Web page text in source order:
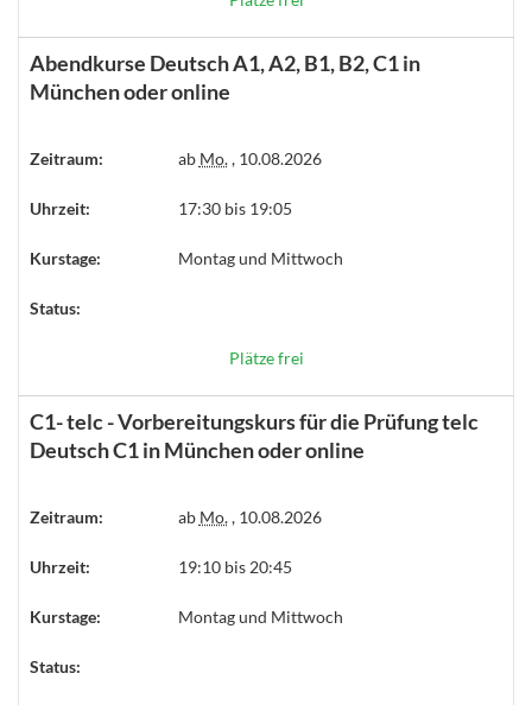
Abendkurse Deutsch A1, A2, B1, B2, C1 in
München oder online
Zeitraum: ab Mo., 10.08.2026
Uhrzeit: 17:30 bis 19:05
Kurstage: Montag und Mittwoch
Status:
Plätze frei
C1- telc - Vorbereitungskurs für die Prüfung telc
Deutsch C1 in München oder online
Zeitraum: ab Mo., 10.08.2026
Uhrzeit: 19:10 bis 20:45
Kurstage: Montag und Mittwoch
Status: